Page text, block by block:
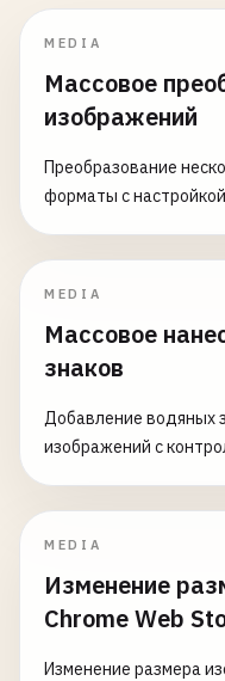
MEDIA
Массовое
изображений
Преобразование
форматы с
MEDIA
Массовое
знаков
Добавление водяных
изображений с
MEDIA
Изменение
Chrome Web
Изменение размера